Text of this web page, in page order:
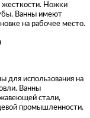
жесткости. Ножки
Ванны имеют
на рабочее место.
для использования на
Ванны
стали,
промышленности.